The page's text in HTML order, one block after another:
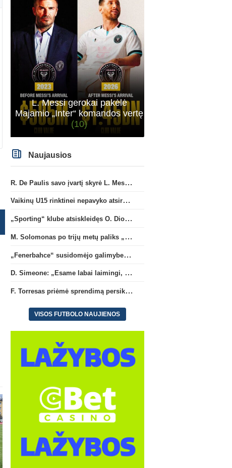
D. Simeone: „Esame labai
L. Messi gerokai pakėlė
Majamio „Inter“ komandos vertę
(10)
Naujausios
R. De Paulis savo įvartį skyrė L. Messi mirusiam tėčiui Jorge
Vaikinų U15 rinktinei nepavyko atsirevanšuoti estams
„Sporting“ klube atsiskleidęs O. Diomande papildys „Nottingham“ gretas
M. Solomonas po trijų metų paliks „Tottenham“ ir papildys „West Ham“ klubą
„Fenerbahce“ susidomėjo galimybe įsigyti R. Lukaku
D. Simeone: „Esame labai laimingi, kad turime J. Alvarezą“
F. Torresas priėmė sprendimą persikelti į PSG ekipą
VISOS FUTBOLO NAUJIENOS